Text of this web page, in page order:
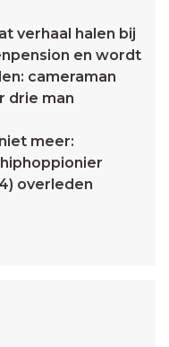
verhaal halen bij
en wordt
cameraman
drie man
meer:
overleden